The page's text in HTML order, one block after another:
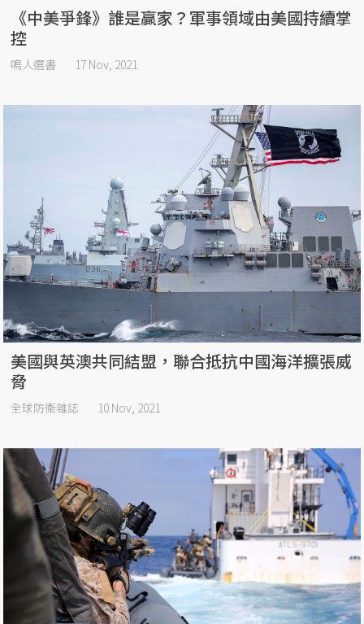
《中美爭鋒》誰是贏家？軍事領域由美國持續掌
控
鳴人選書 17 Nov, 2021
美國與英澳共同結盟，聯合抵抗中國海洋擴張威
脅
全球防衛雜誌 10 Nov, 2021